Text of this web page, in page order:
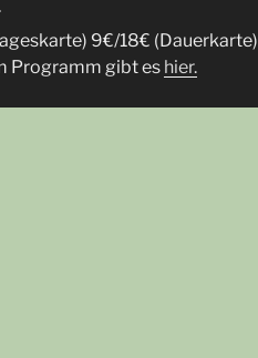
9€/18€ (Dauerkarte)
Programm gibt es hier.